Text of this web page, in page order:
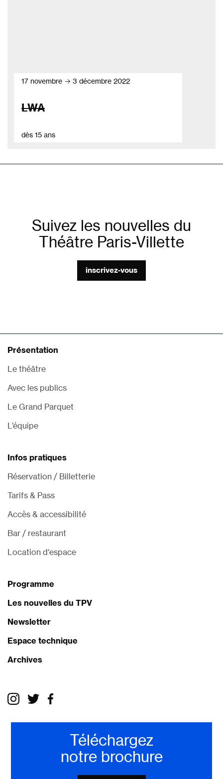
17 novembre → 3 décembre 2022
LWA
dès 15 ans
Suivez les nouvelles du
Théâtre Paris-Villette
inscrivez-vous
Présentation
Le théâtre
Avec les publics
Le Grand Parquet
L’équipe
Infos pratiques
Réservation / Billetterie
Tarifs & Pass
Accès & accessibilité
Bar / restaurant
Location d'espace
Programme
Les nouvelles du TPV
Newsletter
Espace technique
Archives
Téléchargez
notre brochure